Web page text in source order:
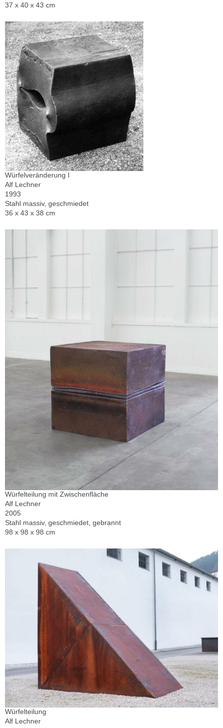
37 x 40 x 43 cm
Würfelveränderung I
Alf Lechner
1993
Stahl massiv, geschmiedet
36 x 43 x 38 cm
Würfelteilung mit Zwischenfläche
Alf Lechner
2005
Stahl massiv, geschmiedet, gebrannt
98 x 98 x 98 cm
Würfelteilung
Alf Lechner